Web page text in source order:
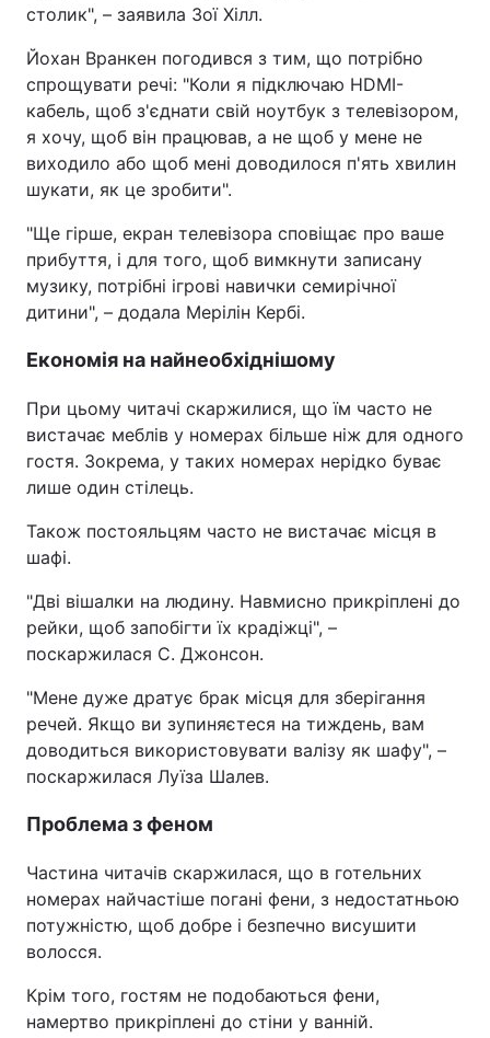
столик", – заявила Зої Хілл.
Йохан Вранкен погодився з тим, що потрібно
спрощувати речі: "Коли я підключаю HDMI-
кабель, щоб з'єднати свій ноутбук з телевізором,
я хочу, щоб він працював, а не щоб у мене не
виходило або щоб мені доводилося п'ять хвилин
шукати, як це зробити".
"Ще гірше, екран телевізора сповіщає про ваше
прибуття, і для того, щоб вимкнути записану
музику, потрібні ігрові навички семирічної
дитини", – додала Мерілін Кербі.
Економія на найнеобхіднішому
При цьому читачі скаржилися, що їм часто не
вистачає меблів у номерах більше ніж для одного
гостя. Зокрема, у таких номерах нерідко буває
лише один стілець.
Також постояльцям часто не вистачає місця в
шафі.
"Дві вішалки на людину. Навмисно прикріплені до
рейки, щоб запобігти їх крадіжці", –
поскаржилася С. Джонсон.
"Мене дуже дратує брак місця для зберігання
речей. Якщо ви зупиняєтеся на тиждень, вам
доводиться використовувати валізу як шафу", –
поскаржилася Луїза Шалев.
Проблема з феном
Частина читачів скаржилася, що в готельних
номерах найчастіше погані фени, з недостатньою
потужністю, щоб добре і безпечно висушити
волосся.
Крім того, гостям не подобаються фени,
намертво прикріплені до стіни у ванній.